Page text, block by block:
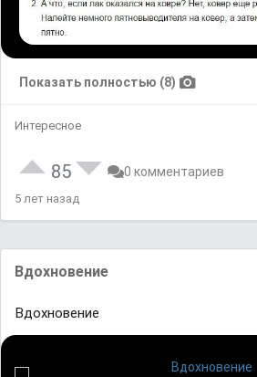
Показать полностью (8)
Интересное
85 0 комментариев
5 лет назад
Вдохновение
Вдохновение